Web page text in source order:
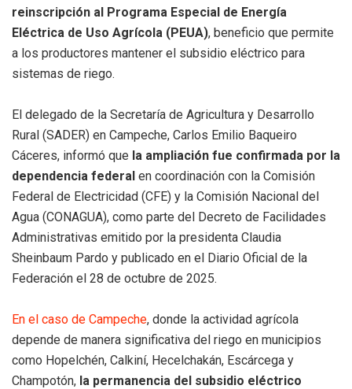
reinscripción al Programa Especial de Energía
Eléctrica de Uso Agrícola (PEUA), beneficio que permite
a los productores mantener el subsidio eléctrico para
sistemas de riego.
El delegado de la Secretaría de Agricultura y Desarrollo
Rural (SADER) en Campeche, Carlos Emilio Baqueiro
Cáceres, informó que la ampliación fue confirmada por la
dependencia federal en coordinación con la Comisión
Federal de Electricidad (CFE) y la Comisión Nacional del
Agua (CONAGUA), como parte del Decreto de Facilidades
Administrativas emitido por la presidenta Claudia
Sheinbaum Pardo y publicado en el Diario Oficial de la
Federación el 28 de octubre de 2025.
En el caso de Campeche, donde la actividad agrícola
depende de manera significativa del riego en municipios
como Hopelchén, Calkiní, Hecelchakán, Escárcega y
Champotón, la permanencia del subsidio eléctrico